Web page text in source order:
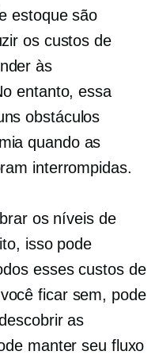
estoque são
os custos de
às
entanto, essa
obstáculos
quando as
interrompidas.
os níveis de
isso pode
esses custos de
ficar sem, pode
as
manter seu fluxo